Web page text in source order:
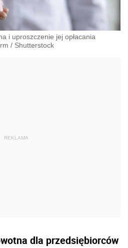
i uproszczenie jej opłacania
/ Shutterstock
dla przedsiębiorców